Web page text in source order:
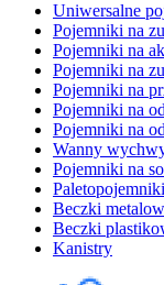
Uniwersalne
Pojemniki na
Pojemniki na
Pojemniki na
Pojemniki na
Pojemniki na
Pojemniki na
Wanny
Pojemniki na
Paletopojemniki
Beczki
Beczki
Kanistry